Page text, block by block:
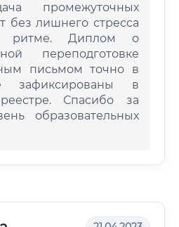
промежуточных
без лишнего стресса
ритме. Диплом о
переподготовке
письмом точно в
зафиксированы в
Спасибо за
образовательных